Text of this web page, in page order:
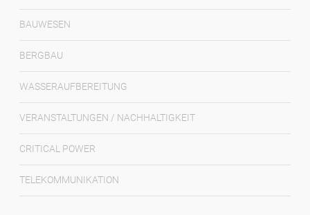
BAUWESEN
BERGBAU
WASSERAUFBEREITUNG
VERANSTALTUNGEN / NACHHALTIGKEIT
CRITICAL POWER
TELEKOMMUNIKATION